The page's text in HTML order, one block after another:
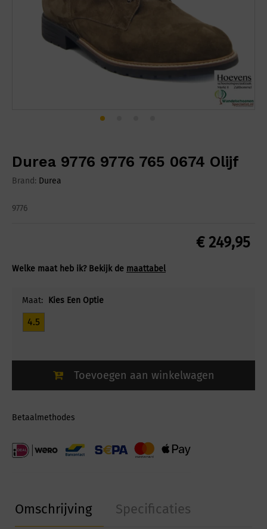
Durea 9776 9776 765 0674 Olijf
Brand: Durea
9776
€249,95
Welke maat heb ik? Bekijk de maattabel
Maat: Kies Een Optie
4.5
Toevoegen aan winkelwagen
Betaalmethodes
Omschrijving Specificaties